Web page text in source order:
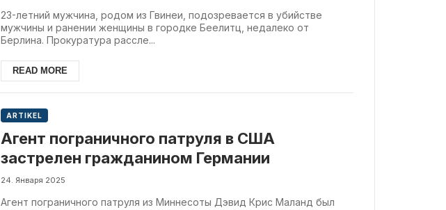
23-летний мужчина, родом из Гвинеи, подозревается в убийстве
мужчины и ранении женщины в городке Беелитц, недалеко от
Берлина. Прокуратура рассле...
READ MORE
ARTIKEL
Агент пограничного патруля в США
застрелен гражданином Германии
24. Января 2025
Агент пограничного патруля из Миннесоты Дэвид Крис Маланд был